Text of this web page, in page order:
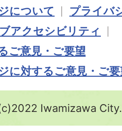
について
プライバ
アクセシビリティ
ご意見・ご要望
に対するご意見・ご
Iwamizawa